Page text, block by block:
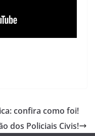
confira como foi!
dos Policiais Civis!